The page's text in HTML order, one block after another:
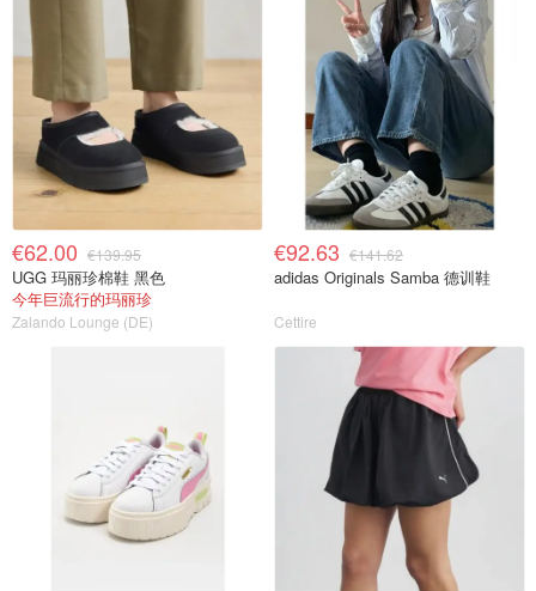
€62.00 €139.95
UGG 玛丽珍棉鞋 黑色
今年巨流行的玛丽珍
Zalando Lounge (DE)
€92.63 €141.62
adidas Originals Samba 德训鞋
Cettire